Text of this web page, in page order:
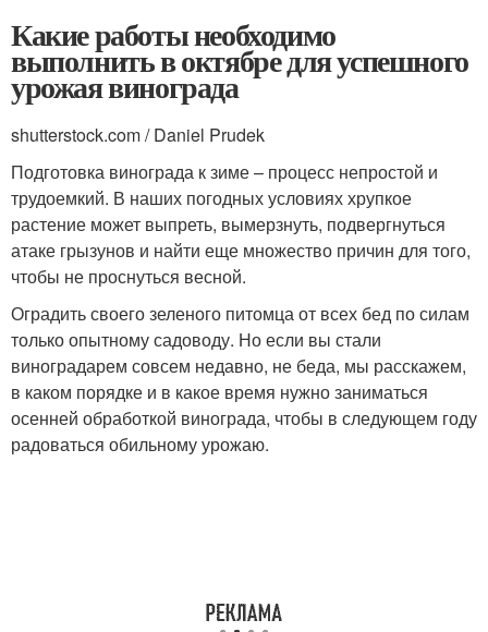
Какие работы необходимо
выполнить в октябре для успешного
урожая винограда
shutterstock.com / Daniel Prudek
Подготовка винограда к зиме – процесс непростой и
трудоемкий. В наших погодных условиях хрупкое
растение может выпреть, вымерзнуть, подвергнуться
атаке грызунов и найти еще множество причин для того,
чтобы не проснуться весной.
Оградить своего зеленого питомца от всех бед по силам
только опытному садоводу. Но если вы стали
виноградарем совсем недавно, не беда, мы расскажем,
в каком порядке и в какое время нужно заниматься
осенней обработкой винограда, чтобы в следующем году
радоваться обильному урожаю.